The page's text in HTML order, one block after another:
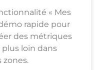
« Mes
rapide pour
des métriques
loin dans
zones.